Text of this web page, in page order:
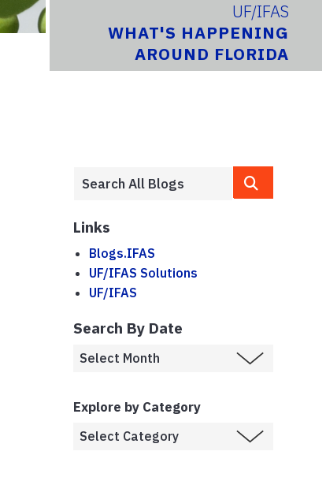
UF/IFAS
WHAT'S HAPPENING
AROUND FLORIDA
Links
Blogs.IFAS
UF/IFAS Solutions
UF/IFAS
Search By Date
Explore by Category